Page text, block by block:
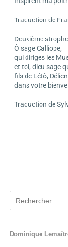
Traduction de
Deuxième
Ô sage Calliope,
qui diriges les
et toi, dieu sage
fils de Létô,
dans votre
Traduction de
Dominique